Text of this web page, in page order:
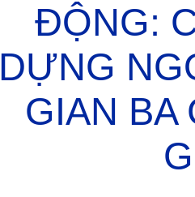
ĐỘNG:
DỰNG
GIAN BA